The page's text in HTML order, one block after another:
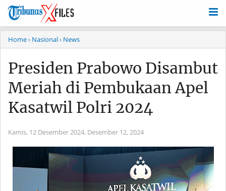
Home› Nasional› News
Presiden Prabowo Disambut
Meriah di Pembukaan Apel
Kasatwil Polri 2024
Kamis, 12 Desember 2024, Desember 12, 2024